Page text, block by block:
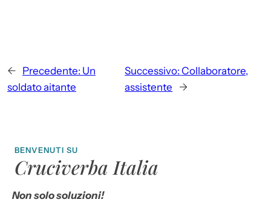
← Precedente: Un
soldato aitante
Successivo: Collaboratore,
assistente
→
BENVENUTI SU
Cruciverba Italia
Non solo soluzioni!